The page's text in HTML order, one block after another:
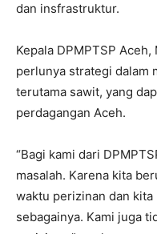
dan insfrastruktur.
Kepala DPMPTSP
perlunya strategi dalam
terutama sawit, yang
perdagangan Aceh.
“Bagi kami dari
masalah. Karena kita
waktu perizinan dan kita
sebagainya. Kami juga